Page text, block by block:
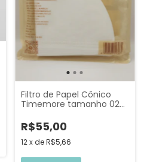
Filtro de Papel Cônico
Timemore tamanho 02
R$55,00
12 xdeR$5,66